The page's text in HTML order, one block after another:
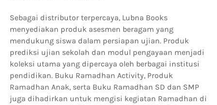
Sebagai distributor terpercaya, Lubna Books
menyediakan produk asesmen beragam yang
mendukung siswa dalam persiapan ujian. Produk
prediksi ujian sekolah dan modul pengayaan menjadi
koleksi utama yang dipercaya oleh berbagai institusi
pendidikan. Buku Ramadhan Activity, Produk
Ramadhan Anak, serta Buku Ramadhan SD dan SMP
juga dihadirkan untuk mengisi kegiatan Ramadhan di